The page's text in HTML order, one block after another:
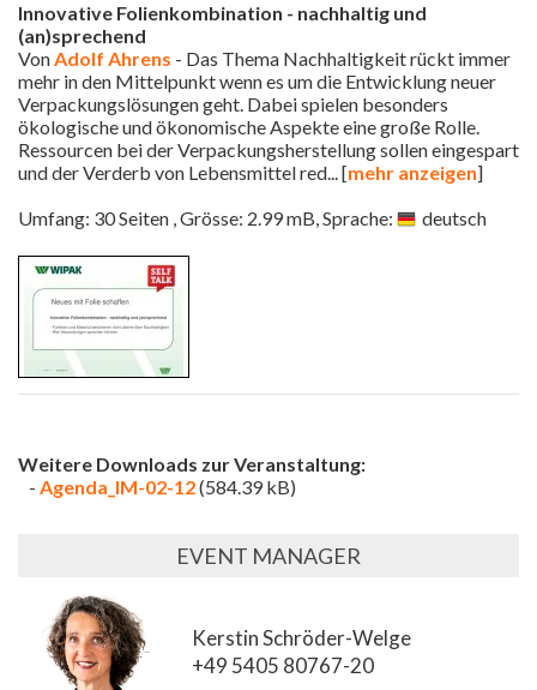
Innovative Folienkombination - nachhaltig und
(an)sprechend
VonAdolf Ahrens - Das Thema Nachhaltigkeit rückt immer
mehr in den Mittelpunkt wenn es um die Entwicklung neuer
Verpackungslösungen geht. Dabei spielen besonders
ökologische und ökonomische Aspekte eine große Rolle.
Ressourcen bei der Verpackungsherstellung sollen eingespart
und der Verderb von Lebensmittel red... [mehr anzeigen]
Umfang: 30 Seiten , Grösse: 2.99 mB, Sprache:
deutsch
Weitere Downloads zur Veranstaltung:
- Agenda_IM-02-12(584.39 kB)
EVENT MANAGER
Kerstin Schröder-Welge
+49 5405 80767-20